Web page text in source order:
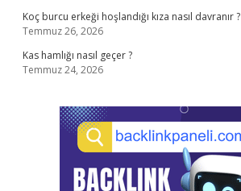
Koç burcu erkeği hoşlandığı kıza nasıl davranır ?
Temmuz 26, 2026
Kas hamlığı nasıl geçer ?
Temmuz 24, 2026